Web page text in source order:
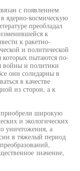
с появлением
ядерно-космическую
преобладал
к
к ракетно-
и политической
которых пытаются по-
войны и политики
они солидарны в
в качестве
из сторон, а к
приобрели широкую
и экологических
уничтожения, а
в тяжелый период
значение,